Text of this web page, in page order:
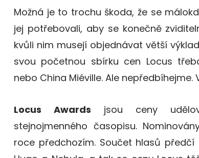
Možná je to trochu škoda, že se
jej potřebovali, aby se konečně
kvůli nim musejí objednávat větší
svou početnou sbírku cen Locus
nebo China Miéville. Ale
Locus Awards jsou ceny
stejnojmenného časopisu.
roce předchozím. Součet hlasů